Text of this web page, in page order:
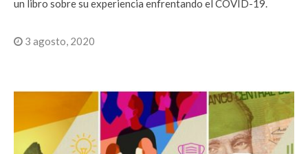
un libro sobre su experiencia enfrentando el COVID-19.
3 agosto, 2020